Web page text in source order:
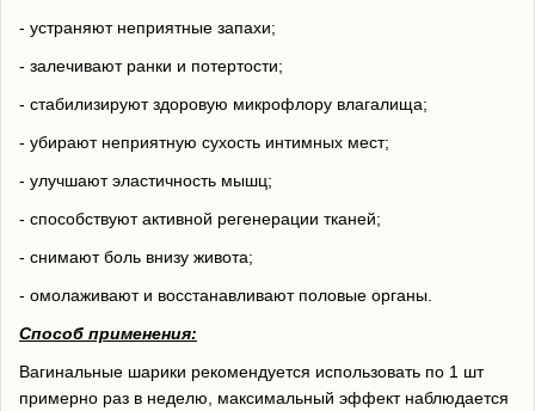
- устраняют неприятные запахи;
- залечивают ранки и потертости;
- стабилизируют здоровую микрофлору влагалища;
- убирают неприятную сухость интимных мест;
- улучшают эластичность мышц;
- способствуют активной регенерации тканей;
- снимают боль внизу живота;
- омолаживают и восстанавливают половые органы.
Способ применения:
Вагинальные шарики рекомендуется использовать по 1 шт
примерно раз в неделю, максимальный эффект наблюдается